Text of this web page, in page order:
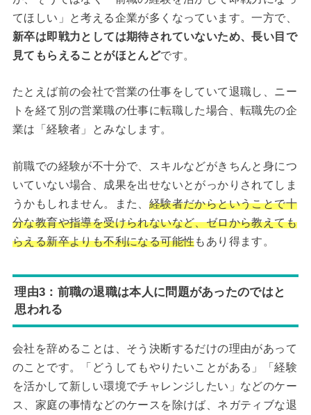
てほしい」と考える企業が多くなっています。一方で、
新卒は即戦力としては期待されていないため、長い目で
見てもらえることがほとんどです。
たとえば前の会社で営業の仕事をしていて退職し、ニー
トを経て別の営業職の仕事に転職した場合、転職先の企
業は「経験者」とみなします。
前職での経験が不十分で、スキルなどがきちんと身につ
いていない場合、成果を出せないとがっかりされてしま
うかもしれません。また、 経験者だからということで十
分な教育や指導を受けられないなど、ゼロから教えても
らえる新卒よりも不利になる可能性もあり得ます。
理由3：前職の退職は本人に問題があったのではと
思われる
会社を辞めることは、そう決断するだけの理由があって
のことです。「どうしてもやりたいことがある」「経験
を活かして新しい環境でチャレンジしたい」などのケー
ス、家庭の事情などのケースを除けば、ネガティブな退